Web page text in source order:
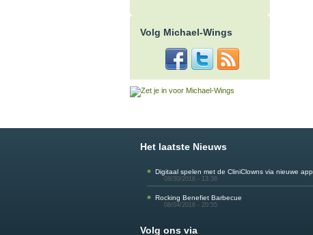
Volg Michael-Wings
Het laatste Nieuws
Digitaal spelen met de CliniClowns via nieuwe app
08/30/2016 - 13:36
Rocking Benefiet Barbecue
08/04/2016 - 20:55
Volg ons via